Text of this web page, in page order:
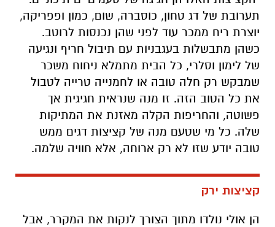
תערובת של דג טחון, כוסברה, שום, כמון ופפריקה,
יוצרת ריח ממכר עוד לפני שהן נכנסות לרוטב.
כשהן מתבשלות בעגבניות עם תיבול חריף ונגיעה
של לימון וסלרי, כל הבית מתמלא ניחוח משכר
שמבקש רק חלה טובה או לחמנייה טרייה לטבול
את כל הטוב הזה. זו מנה שנראית חגיגית אך
פשוטה, והחריפות הקלה מאזנת את המתיקות
שלה. כל מי שטעם מנה של קציצות דגים ממש
טובה יודע שזו לא רק ארוחה, אלא חוויה שלמה.
קציצות ירק
הן אולי נולדו מתוך הצורך לנקות את המקרר, אבל